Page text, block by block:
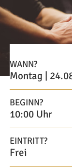
WANN?
Montag |
BEGINN?
10:00 Uhr
EINTRITT?
Frei